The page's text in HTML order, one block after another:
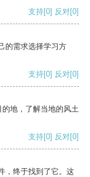
支持[0] 反对[0]
的需求选择学习方
支持[0] 反对[0]
地，了解当地的风土
支持[0] 反对[0]
，终于找到了它。这